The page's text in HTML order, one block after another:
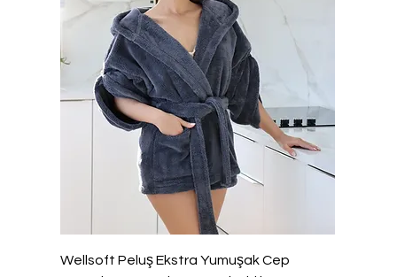
Wellsoft Peluş Ekstra Yumuşak Cep